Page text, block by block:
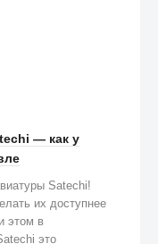
— как у
Satechi!
их доступнее
этом в
это